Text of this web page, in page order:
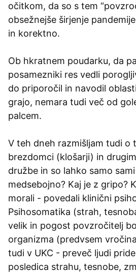
očitkom, da so s tem
obsežnejše širjenje
in korektno.
Ob hkratnem poudarku, da
posamezniki res vedli
do priporočil in navodil
grajo, nemara tudi več od
palcem.
V teh dneh razmišljam tudi o
brezdomci (klošarji) in
družbe in so lahko samo
medsebojno? Kaj je z gripo?
morali - povedali klinični
Psihosomatika (strah,
velik in pogost povzročitelj
organizma (predvsem
tudi v UKC - preveč ljudi
posledica strahu, tesnobe,